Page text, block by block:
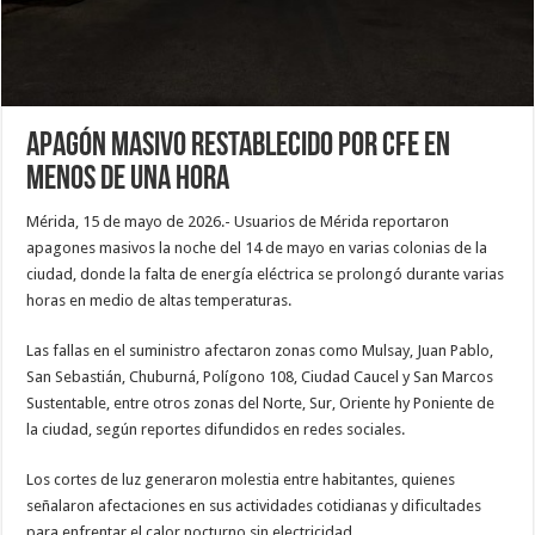
Apagón masivo restablecido por CFE en
menos de una hora
Mérida, 15 de mayo de 2026.- Usuarios de Mérida reportaron
apagones masivos la noche del 14 de mayo en varias colonias de la
ciudad, donde la falta de energía eléctrica se prolongó durante varias
horas en medio de altas temperaturas.
Las fallas en el suministro afectaron zonas como Mulsay, Juan Pablo,
San Sebastián, Chuburná, Polígono 108, Ciudad Caucel y San Marcos
Sustentable, entre otros zonas del Norte, Sur, Oriente hy Poniente de
la ciudad, según reportes difundidos en redes sociales.
Los cortes de luz generaron molestia entre habitantes, quienes
señalaron afectaciones en sus actividades cotidianas y dificultades